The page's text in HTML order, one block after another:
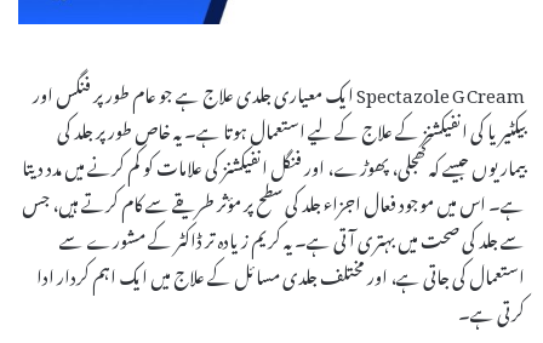
Spectazole G Cream ایک معیاری جلدی علاج ہے جو عام طور پر فنگس اور
بیکٹیریا کی انفیکشنز کے علاج کے لیے استعمال ہوتا ہے۔ یہ خاص طور پر جلد کی
بیماریوں جیسے کہ کھجلی، پھوڑے، اور فنگل انفیکشنز کی علامات کو کم کرنے میں مدد دیتا
ہے۔ اس میں موجود فعال اجزاء جلد کی سطح پر مؤثر طریقے سے کام کرتے ہیں، جس
سے جلد کی صحت میں بہتری آتی ہے۔ یہ کریم زیادہ تر ڈاکٹر کے مشورے سے
استعمال کی جاتی ہے، اور مختلف جلدی مسائل کے علاج میں ایک اہم کردار ادا
کرتی ہے۔